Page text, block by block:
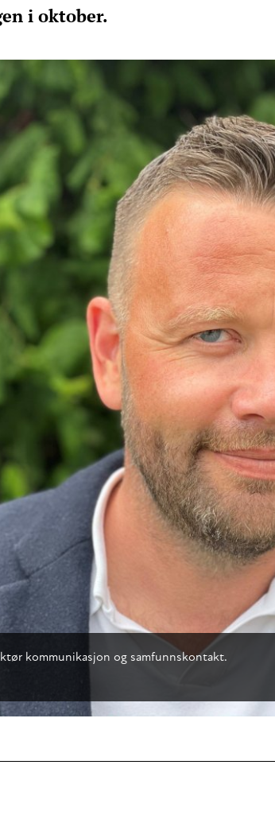
i oktober.
kommunikasjon og samfunnskontakt.